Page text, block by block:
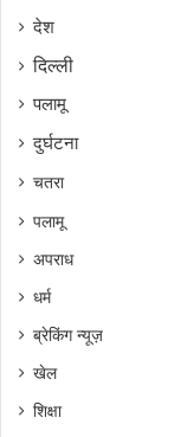
देश
दिल्‍ली
पलामू
दुर्घटना
चतरा
पलामू
अपराध
धर्म
ब्रेकिंग न्यूज़
खेल
शिक्षा